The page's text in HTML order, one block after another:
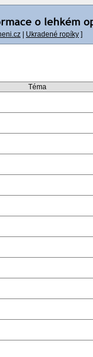
Ukradené ropíky ]
Téma